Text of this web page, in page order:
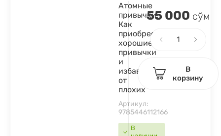
В
Атомные
привычки.
Как
приобрести
хорошие
привычки
и
избавиться
от
плохих
Артикул:
9785446112166
55 000 сўм
В
корзину